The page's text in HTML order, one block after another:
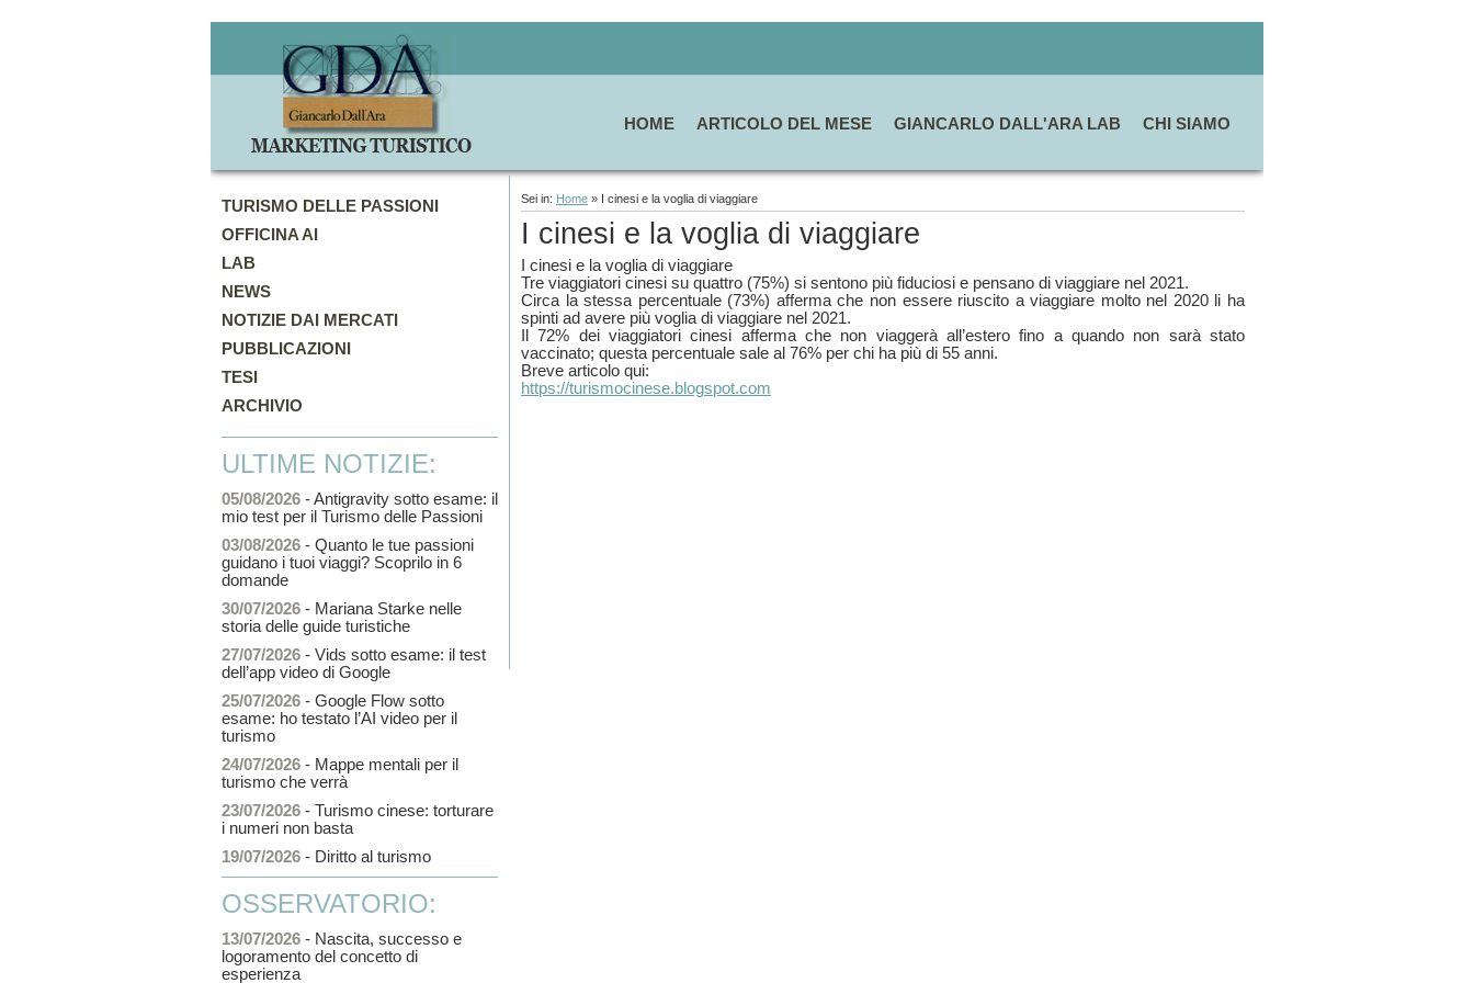
HOME ARTICOLO DEL MESE GIANCARLO DALL'ARA LAB CHI SIAMO
TURISMO DELLE PASSIONI
OFFICINA AI
LAB
NEWS
NOTIZIE DAI MERCATI
PUBBLICAZIONI
TESI
ARCHIVIO
ULTIME NOTIZIE:
05/08/2026 - Antigravity sotto esame: il
mio test per il Turismo delle Passioni
03/08/2026 - Quanto le tue passioni
guidano i tuoi viaggi? Scoprilo in 6
domande
30/07/2026 - Mariana Starke nelle
storia delle guide turistiche
27/07/2026 - Vids sotto esame: il test
dell’app video di Google
25/07/2026 - Google Flow sotto
esame: ho testato l’AI video per il
turismo
24/07/2026 - Mappe mentali per il
turismo che verrà
23/07/2026 - Turismo cinese: torturare
i numeri non basta
19/07/2026 - Diritto al turismo
OSSERVATORIO:
13/07/2026 - Nascita, successo e
logoramento del concetto di
esperienza
Sei in: Home » I cinesi e la voglia di viaggiare
I cinesi e la voglia di viaggiare
I cinesi e la voglia di viaggiare
Tre viaggiatori cinesi su quattro (75%) si sentono più fiduciosi e pensano di viaggiare nel 2021.
Circa la stessa percentuale (73%) afferma che non essere riuscito a viaggiare molto nel 2020 li ha
spinti ad avere più voglia di viaggiare nel 2021.
Il 72% dei viaggiatori cinesi afferma che non viaggerà all’estero fino a quando non sarà stato
vaccinato; questa percentuale sale al 76% per chi ha più di 55 anni.
Breve articolo qui:
https://turismocinese.blogspot.com